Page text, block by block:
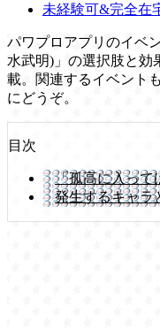
未経験可&完全在
パワプロアプリのイベ
水武明)」の選択肢と効
載。関連するイベント
にどうぞ。
目次
「孤高に入って
発生するキャラ